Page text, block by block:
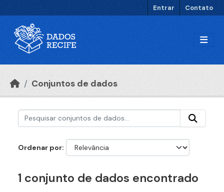
Entrar Contato
Conjuntos de dados
Ordenar por
1 conjunto de dados encontrado